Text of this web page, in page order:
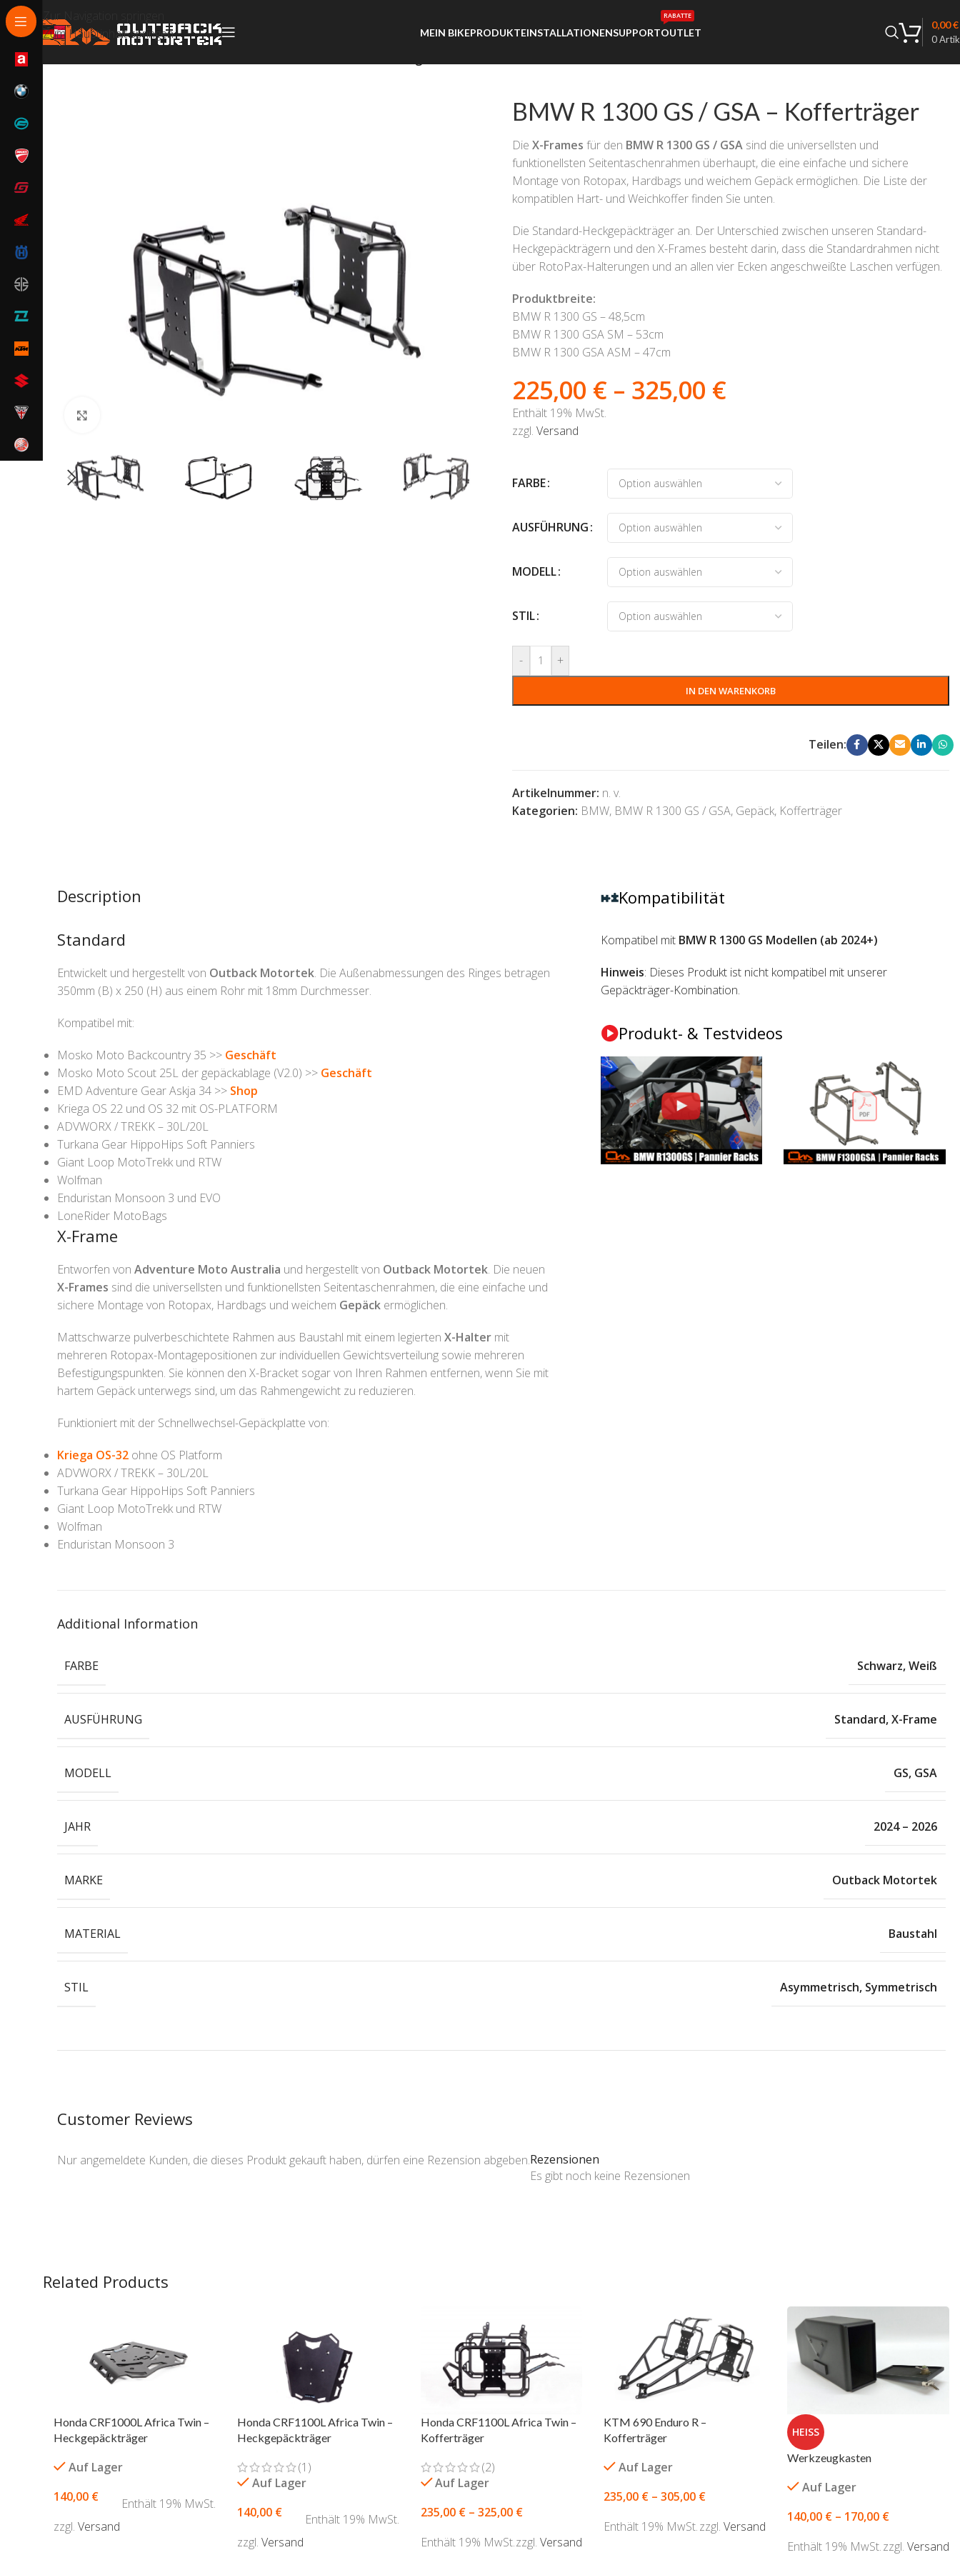
Zur Navigation springen
Zum Hauptinhalt springen
MEIN BIKEPRODUKTEINSTALLATIONENSUPPORTOUTLET
RABATTE
0
0,00€
BMW R 1300 GS / GSA – Kofferträger
Die X-Frames für den BMW R 1300 GS / GSAsind die universellsten und
funktionellsten Seitentaschenrahmen überhaupt, die eine einfache und sichere
Montage von Rotopax, Hardbags und weichem Gepäck ermöglichen. Die Liste der
kompatiblen Hart- und Weichkoffer finden Sie unten.
Die Standard-Heckgepäckträger an. Der Unterschied zwischen unseren Standard-
Heckgepäckträgern und den X-Frames besteht darin, dass die Standardrahmen nicht
über RotoPax-Halterungen und an allen vier Ecken angeschweißte Laschen verfügen.
Produktbreite:
BMW R 1300 GS – 48,5cm
BMW R 1300 GSA SM – 53cm
BMW R 1300 GSA ASM – 47cm
225,00 € – 325,00 €
Enthält 19% MwSt.
zzgl. Versand
FARBE
AUSFÜHRUNG
MODELL
STIL
- +
IN DEN WARENKORB
Teilen:
Artikelnummer: n. v.
Kategorien: BMW, BMW R 1300 GS / GSA, Gepäck, Kofferträger
Description
Standard
Entwickelt und hergestellt von Outback Motortek. Die Außenabmessungen des Ringes betragen
350mm (B) x 250 (H) aus einem Rohr mit 18mm Durchmesser.
Kompatibel mit:
Mosko Moto Backcountry 35 >> Geschäft
Mosko Moto Scout 25L der gepäckablage (V2.0) >> Geschäft
EMD Adventure Gear Askja 34 >> Shop
Kriega OS 22 und OS 32 mit OS-PLATFORM
ADVWORX / TREKK – 30L/20L
Turkana Gear HippoHips Soft Panniers
Giant Loop MotoTrekk und RTW
Wolfman
Enduristan Monsoon 3 und EVO
LoneRider MotoBags
X-Frame
Entworfen von Adventure Moto Australia und hergestellt von Outback Motortek. Die neuen
X-Frames sind die universellsten und funktionellsten Seitentaschenrahmen, die eine einfache und
sichere Montage von Rotopax, Hardbags und weichem Gepäck ermöglichen.
Mattschwarze pulverbeschichtete Rahmen aus Baustahl mit einem legierten X-Halter mit
mehreren Rotopax-Montagepositionen zur individuellen Gewichtsverteilung sowie mehreren
Befestigungspunkten. Sie können den X-Bracket sogar von Ihren Rahmen entfernen, wenn Sie mit
hartem Gepäck unterwegs sind, um das Rahmengewicht zu reduzieren.
Funktioniert mit der Schnellwechsel-Gepäckplatte von:
Kriega OS-32 ohne OS Platform
ADVWORX / TREKK – 30L/20L
Turkana Gear HippoHips Soft Panniers
Giant Loop MotoTrekk und RTW
Wolfman
Enduristan Monsoon 3
Kompatibilität
Kompatibel mit BMW R 1300 GS Modellen (ab 2024+)
Hinweis: Dieses Produkt ist nicht kompatibel mit unserer
Gepäckträger-Kombination.
Produkt- & Testvideos
Additional Information
FARBE Schwarz,Weiß
AUSFÜHRUNG Standard,X-Frame
MODELL GS, GSA
JAHR 2024 – 2026
MARKE Outback Motortek
MATERIAL Baustahl
STIL Asymmetrisch, Symmetrisch
Customer Reviews
Rezensionen
Es gibt noch keine Rezensionen
Nur angemeldete Kunden, die dieses Produkt gekauft haben, dürfen eine Rezension abgeben.
Related Products
Honda CRF1000L Africa Twin –
Heckgepäckträger
Auf Lager
140,00 €
Enthält 19% MwSt.
zzgl. Versand
Honda CRF1100L Africa Twin –
Heckgepäckträger
(1)
Auf Lager
140,00 €
Enthält 19% MwSt.
zzgl. Versand
Honda CRF1100L Africa Twin –
Kofferträger
(2)
Auf Lager
235,00 € – 325,00 €
Enthält 19% MwSt.zzgl.Versand
KTM 690 Enduro R –
Kofferträger
Auf Lager
235,00 € –305,00 €
Enthält 19% MwSt.zzgl.Versand
HEISS
Werkzeugkasten
Auf Lager
140,00 € – 170,00 €
Enthält 19% MwSt.zzgl. Versand